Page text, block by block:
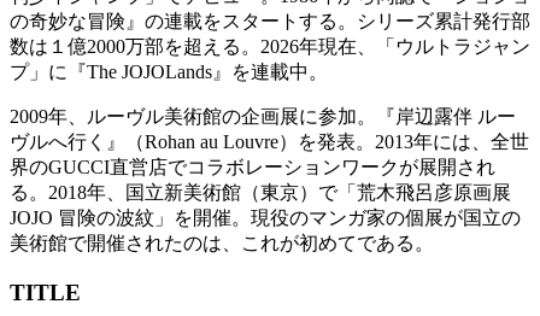
の奇妙な冒険』の連載をスタートする。シリーズ累計発行部
数は１億2000万部を超える。2026年現在、「ウルトラジャン
プ」に『The JOJOLands』を連載中。
2009年、ルーヴル美術館の企画展に参加。『岸辺露伴 ルー
ヴルへ行く』（Rohan au Louvre）を発表。2013年には、全世
界のGUCCI直営店でコラボレーションワークが展開され
る。2018年、国立新美術館（東京）で「荒木飛呂彦原画展
JOJO 冒険の波紋」を開催。現役のマンガ家の個展が国立の
美術館で開催されたのは、これが初めてである。
TITLE